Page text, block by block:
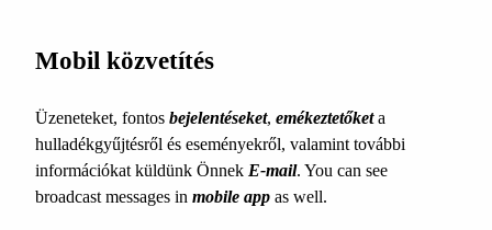
Mobil közvetítés
Üzeneteket, fontos bejelentéseket, emékeztetőketa
hulladékgyűjtésről és eseményekről, valamint további
információkat küldünk Önnek E-mail. You can see
broadcast messages in mobile app as well.